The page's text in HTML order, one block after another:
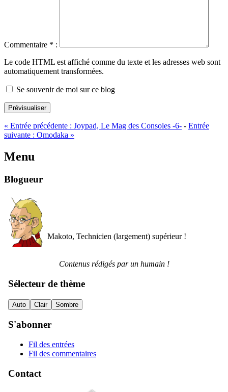
Commentaire * :
Le code HTML est affiché comme du texte et les adresses web sont
automatiquement transformées.
Se souvenir de moi sur ce blog
Prévisualiser
« Entrée précédente : Joypad, Le Mag des Consoles -6- - Entrée
suivante : Omodaka »
Menu
Blogueur
Makoto, Technicien (largement) supérieur !
Contenus rédigés par un humain !
Sélecteur de thème
Auto Clair Sombre
S'abonner
Fil des entrées
Fil des commentaires
Contact